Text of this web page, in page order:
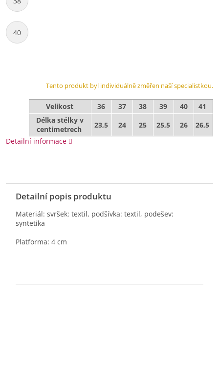
40
Tento produkt byl individuálně změřen naší specialistkou.
Velikost 36 37 38 39 40
41
Délka stélky v
centimetrech
23,5 24 25 25,5 26
26,5
Detailní informace
Detailní popis produktu
Materiál: svršek: textil, podšívka: textil, podešev:
syntetika
Platforma: 4 cm